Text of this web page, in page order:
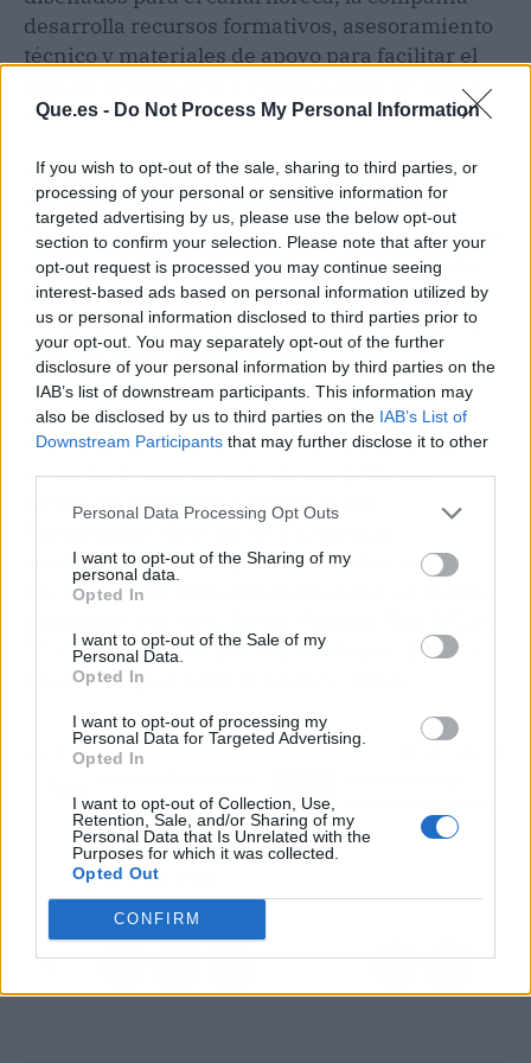
Que.es - Do Not Process My Personal Information
If you wish to opt-out of the sale, sharing to third parties, or
processing of your personal or sensitive information for
targeted advertising by us, please use the below opt-out
section to confirm your selection. Please note that after your
opt-out request is processed you may continue seeing
interest-based ads based on personal information utilized by
us or personal information disclosed to third parties prior to
your opt-out. You may separately opt-out of the further
disclosure of your personal information by third parties on the
IAB’s list of downstream participants. This information may
also be disclosed by us to third parties on the IAB’s List of
Downstream Participants that may further disclose it to other
Personal Data Processing Opt Outs
I want to opt-out of the Sharing of my
personal data.
Opted In
I want to opt-out of the Sale of my
Personal Data.
Opted In
I want to opt-out of processing my
Personal Data for Targeted Advertising.
Opted In
I want to opt-out of Collection, Use,
Retention, Sale, and/or Sharing of my
Personal Data that Is Unrelated with the
Purposes for which it was collected.
Opted Out
CONFIRM
desarrolla recursos formativos, asesoramiento
técnico y materiales de apoyo para facilitar el
trabajo de cocineros y responsables de cocina
en todo el país".
“La ensaladilla es uno de esos platos que lo
tiene todo; tradición, flexibilidad y margen.
Desde Unilever Food Solutions trabajamos para
que los profesionales puedan ofrecerla con la
máxima calidad, incorporando productos que
les ayuden a mantener el sabor y la textura en
cada servicio”, señala el chef.
Desde Hellmann’s se ha querido rendir
homenaje a esta receta emblemática con la
creación de un recetario descargable que
recoge las versiones ganadoras del
celebradas en el congreso San Sebastián
Gastronomika. Este recetario reúne las recetas
Mª Carmen Bedía (La Viña del Henao, 2023) y
Pello Noriega (Castro el Gaiteru, 2022).
Artículo anterior
apuesta turística con
cifras récord, proyectos
emblemáticos y
experiencias únicas